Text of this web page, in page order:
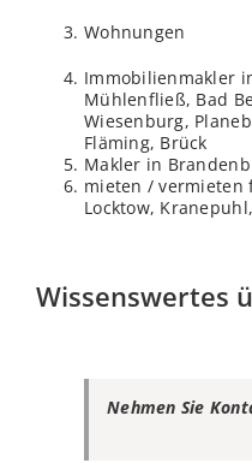
Wohnungen
Immobilienmakler
Mühlenfließ, Bad
Wiesenburg,
Fläming, Brück
Makler in
mieten / vermieten
Locktow,
Wissenswertes
Nehmen Sie